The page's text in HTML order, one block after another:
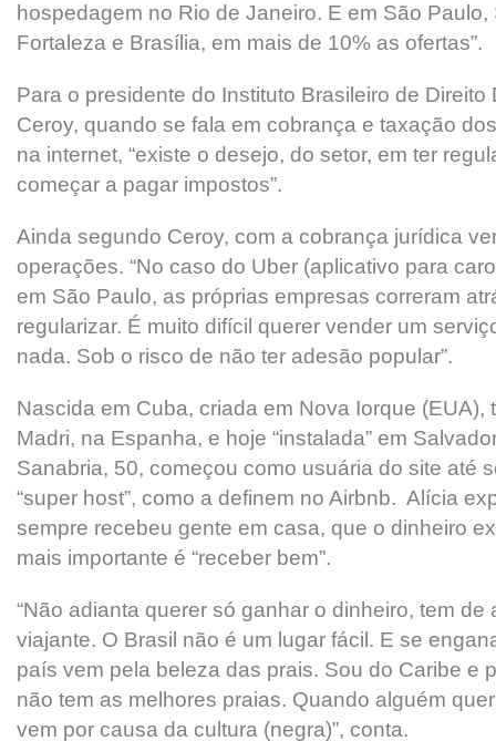
hospedagem no Rio de Janeiro. E em São Paulo,
Fortaleza e Brasília, em mais de 10% as ofertas”.
Para o presidente do Instituto Brasileiro de Direito
Ceroy, quando se fala em cobrança e taxação
na internet, “existe o desejo, do setor, em ter
começar a pagar impostos”.
Ainda segundo Ceroy, com a cobrança jurídica
operações. “No caso do Uber (aplicativo para
em São Paulo, as próprias empresas correram
regularizar. É muito difícil querer vender um
nada. Sob o risco de não ter adesão popular”.
Nascida em Cuba, criada em Nova Iorque (EUA),
Madri, na Espanha, e hoje “instalada” em
Sanabria, 50, começou como usuária do site até
“super host”, como a definem no Airbnb. Alícia
sempre recebeu gente em casa, que o dinheiro
mais importante é “receber bem”.
“Não adianta querer só ganhar o dinheiro, tem de
viajante. O Brasil não é um lugar fácil. E se
país vem pela beleza das prais. Sou do Caribe e
não tem as melhores praias. Quando alguém
vem por causa da cultura (negra)”, conta.